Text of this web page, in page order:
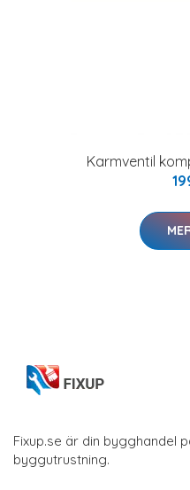
Karmventil
Fixup.se är din bygghandel
byggutrustning.